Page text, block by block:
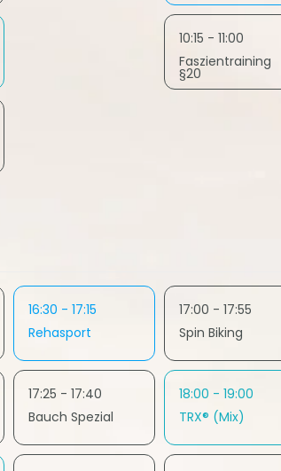
10:15 - 11:00
Faszientraining
§20
16:30 - 17:15
Rehasport
17:25 - 17:40
Bauch Spezial
17:00 - 17:55
Spin Biking
18:00 - 19:00
TRX® (Mix)